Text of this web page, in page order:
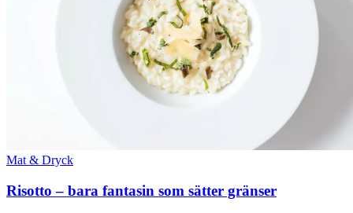
Mat & Dryck
Risotto – bara fantasin som sätter gränser